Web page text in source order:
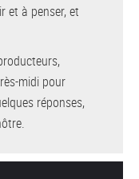
et à penser, et
midi pour
réponses,